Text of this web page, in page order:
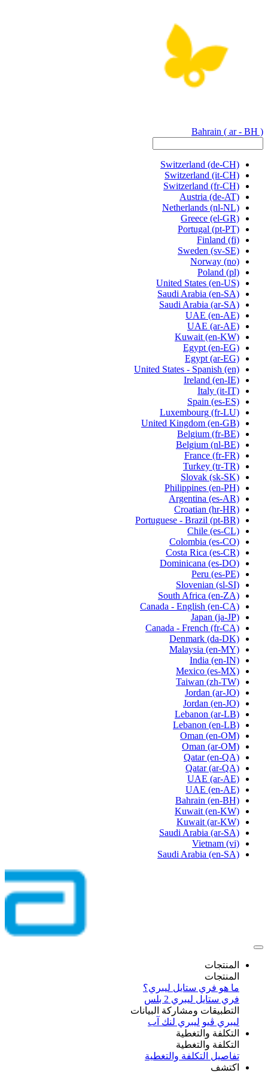
Bahrain ( ar - BH )
Switzerland (de-CH)
Switzerland (it-CH)
Switzerland (fr-CH)
Austria (de-AT)
Netherlands (nl-NL)
Greece (el-GR)
Portugal (pt-PT)
Finland (fi)
Sweden (sv-SE)
Norway (no)
Poland (pl)
United States (en-US)
Saudi Arabia (en-SA)
Saudi Arabia (ar-SA)
UAE (en-AE)
UAE (ar-AE)
Kuwait (en-KW)
Egypt (en-EG)
Egypt (ar-EG)
United States - Spanish (en)
Ireland (en-IE)
Italy (it-IT)
Spain (es-ES)
Luxembourg (fr-LU)
United Kingdom (en-GB)
Belgium (fr-BE)
Belgium (nl-BE)
France (fr-FR)
Turkey (tr-TR)
Slovak (sk-SK)
Philippines (en-PH)
Argentina (es-AR)
Croatian (hr-HR)
Portuguese - Brazil (pt-BR)
Chile (es-CL)
Colombia (es-CO)
Costa Rica (es-CR)
Dominicana (es-DO)
Peru (es-PE)
Slovenian (sl-SI)
South Africa (en-ZA)
Canada - English (en-CA)
Japan (ja-JP)
Canada - French (fr-CA)
Denmark (da-DK)
Malaysia (en-MY)
India (en-IN)
Mexico (es-MX)
Taiwan (zh-TW)
Jordan (ar-JO)
Jordan (en-JO)
Lebanon (ar-LB)
Lebanon (en-LB)
Oman (en-OM)
Oman (ar-OM)
Qatar (en-QA)
Qatar (ar-QA)
UAE (ar-AE)
UAE (en-AE)
Bahrain (en-BH)
Kuwait (en-KW)
Kuwait (ar-KW)
Saudi Arabia (ar-SA)
Vietnam (vi)
Saudi Arabia (en-SA)
المنتجات
المنتجات
ما هو فري ستايل ليبري؟
فري ستايل ليبري 2 بلس​
التطبيقات ومشاركة البيانات
ليبري ڤيو ليبري لنك آب
التكلفة والتغطية
التكلفة والتغطية
تفاصيل التكلفة والتغطية
اكتشف​